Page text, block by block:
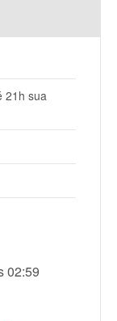
21h sua
02:59